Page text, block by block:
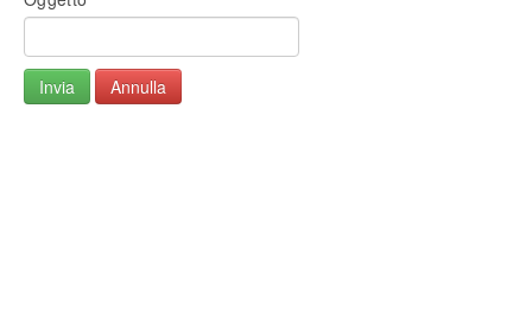
Invia Annulla